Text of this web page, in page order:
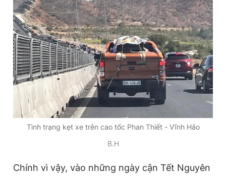
Hotline
0906 645 777
Liên hệ quảng cáo
0908 780 404
Đặt báo Quảng cáo RSS Tòa soạn Chính sách bảo
Tổng biên tập: Nguyễn Ngọc Toàn
Phó tổng biên tập thường trực: Hải Thành
Phó tổng biên tập: Lâm Hiếu Dũng
Phó tổng biên tập: Trần Việt Hưng
Tổng thư ký tòa soạn: Đức Trung
Giấy phép xuất bản số 110/GP - BTTTT cấp ngày 24.3.2020
chép dưới mọi hình thức nếu không có sự chấp thuận bằng văn
Tình trạng kẹt xe trên cao tốc Phan Thiết - Vĩnh Hảo
B.H
Chính vì vậy, vào những ngày cận Tết Nguyên